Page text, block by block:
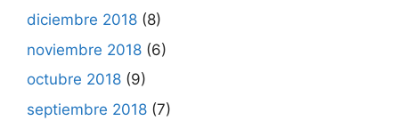
diciembre 2018 (8)
noviembre 2018 (6)
octubre 2018 (9)
septiembre 2018 (7)